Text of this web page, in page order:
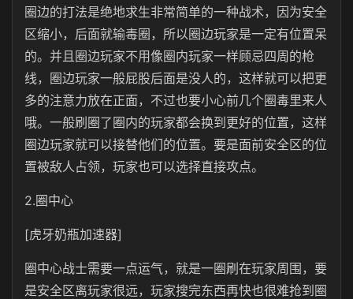
圈边的打法是绝地求生非常简单的一种战术，因为安全
区缩小，后面就输毒圈，所以圈边玩家是一定有位置呆
的。并且圈边玩家不用像圈内玩家一样顾忌四周的枪
线，圈边玩家一般屁股后面是没人的，这样就可以把更
多的注意力放在正面，不过也要小心前几个圈毒里来人
哦。一般刷圈了圈内的玩家都会换到更好的位置，这样
圈边玩家就可以接替他们的位置。要是面前安全区的位
置被敌人占领，玩家也可以选择直接攻点。
2.圈中心
[虎牙奶瓶加速器]
圈中心战士需要一点运气，就是一圈刷在玩家周围，要
是安全区离玩家很远，玩家搜完东西再快也很难抢到圈